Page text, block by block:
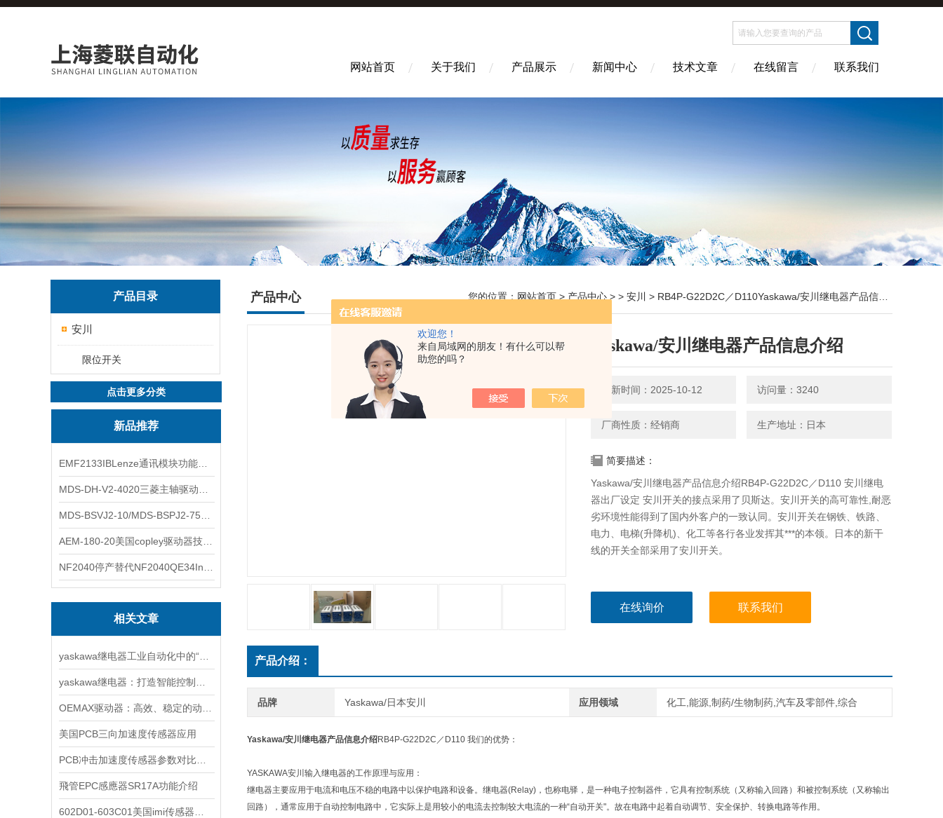
欢迎您！
来自局域网的朋友！有什么可以帮
助您的吗？
网站首页 关于我们 产品展示 新闻中心 技术文章 在线留言 联系我们
产品目录
安川
限位开关
点击更多分类
新品推荐
相关文章
美国PCB三向加速度传感器应用
飛管EPC感應器SR17A功能介绍
产品中心 您的位置： 网站首页 > 产品中心 > > 安川 > RB4P-G22D2C／D110Yaskawa/安川继电器产品信息介绍
Yaskawa/安川继电器产品信息介绍
更新时间：2025-10-12 访问量：3240
厂商性质：经销商 生产地址：日本
简要描述：
Yaskawa/安川继电器产品信息介绍RB4P-G22D2C／D110 安川继电
器出厂设定 安川开关的接点采用了贝斯达。安川开关的高可靠性,耐恶
劣环境性能得到了国内外客户的一致认同。安川开关在钢铁、铁路、
电力、电梯(升降机)、化工等各行各业发挥其***的本领。日本的新干
线的开关全部采用了安川开关。
在线询价 联系我们
产品介绍：
品牌 Yaskawa/日本安川 应用领域 化工,能源,制药/生物制药,汽车及零部件,综合
Yaskawa/安川继电器产品信息介绍RB4P-G22D2C／D110 我们的优势：
YASKAWA安川输入继电器的工作原理与应用：
继电器主要应用于电流和电压不稳的电路中以保护电路和设备。继电器(Relay)，也称电驿，是一种电子控制器件，它具有控制系统（又称输入回路）和被控制系统（又称输出
回路），通常应用于自动控制电路中，它实际上是用较小的电流去控制较大电流的一种“自动开关"。故在电路中起着自动调节、安全保护、转换电路等作用。